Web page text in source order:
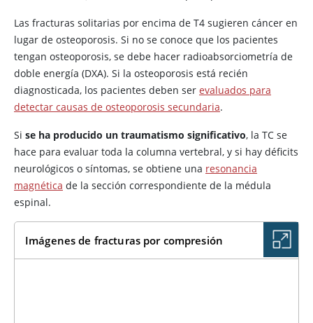
Las fracturas solitarias por encima de T4 sugieren cáncer en
lugar de osteoporosis. Si no se conoce que los pacientes
tengan osteoporosis, se debe hacer radioabsorciometría de
doble energía (DXA). Si la osteoporosis está recién
diagnosticada, los pacientes deben ser evaluados para
detectar causas de osteoporosis secundaria.
Si se ha producido un traumatismo significativo, la TC se
hace para evaluar toda la columna vertebral, y si hay déficits
neurológicos o síntomas, se obtiene una resonancia
magnética de la sección correspondiente de la médula
espinal.
Imágenes de fracturas por compresión